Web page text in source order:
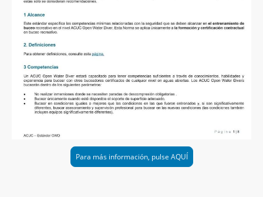
Para más información, pulse AQUÍ